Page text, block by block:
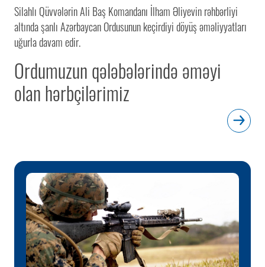
Ordumuzun qələbələrində əməyi
olan hərbçilərimiz
Silahlı Qüvvələrin Ali Baş Komandanı İlham Əliyevin rəhbərliyi
altında şanlı Azərbaycan Ordusunun keçirdiyi döyüş əməliyyatları
uğurla davam edir.